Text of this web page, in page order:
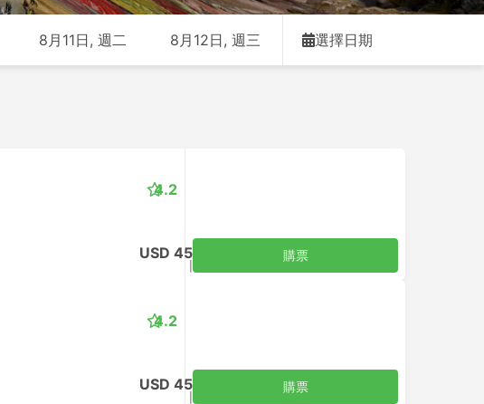
8月11日, 週二 8月12日, 週三 選擇日期
4.2
USD 45 購票
4.2
USD 45 購票